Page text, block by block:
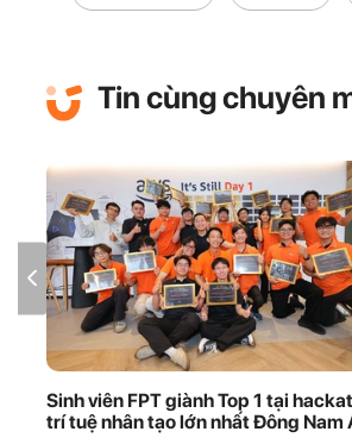
Tin cùng chuyên
Sinh viên FPT giành Top 1 tại
trí tuệ nhân tạo lớn nhất Đông Nam